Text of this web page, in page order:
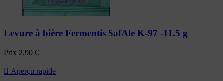
Levure à bière Fermentis SafAle K-97 -11.5 g
Prix 2,90 €
 Aperçu rapide